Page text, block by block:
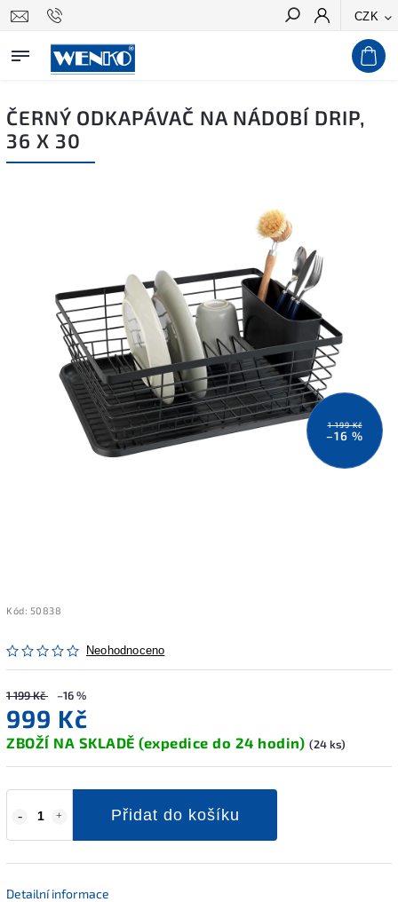
CZK
Hledat
ČERNÝ ODKAPÁVAČ NA NÁDOBÍ DRIP,
36 X 30
1 199 Kč
–16 %
Kód: 50838
Neohodnoceno
1 199 Kč –16 %
999 Kč
ZBOŽÍ NA SKLADĚ (expedice do 24 hodin) (24 ks)
Přidat do košíku
Detailní informace